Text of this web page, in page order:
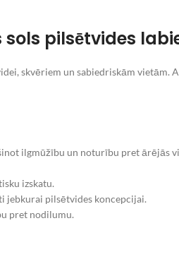
pilsētvides
skvēriem un sabiedriskām
ilgmūžību un noturību pret ārējās
izskatu.
jebkurai pilsētvides koncepcijai.
pret nodilumu.